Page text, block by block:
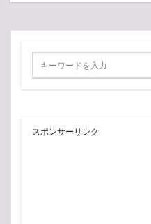
スポンサーリンク